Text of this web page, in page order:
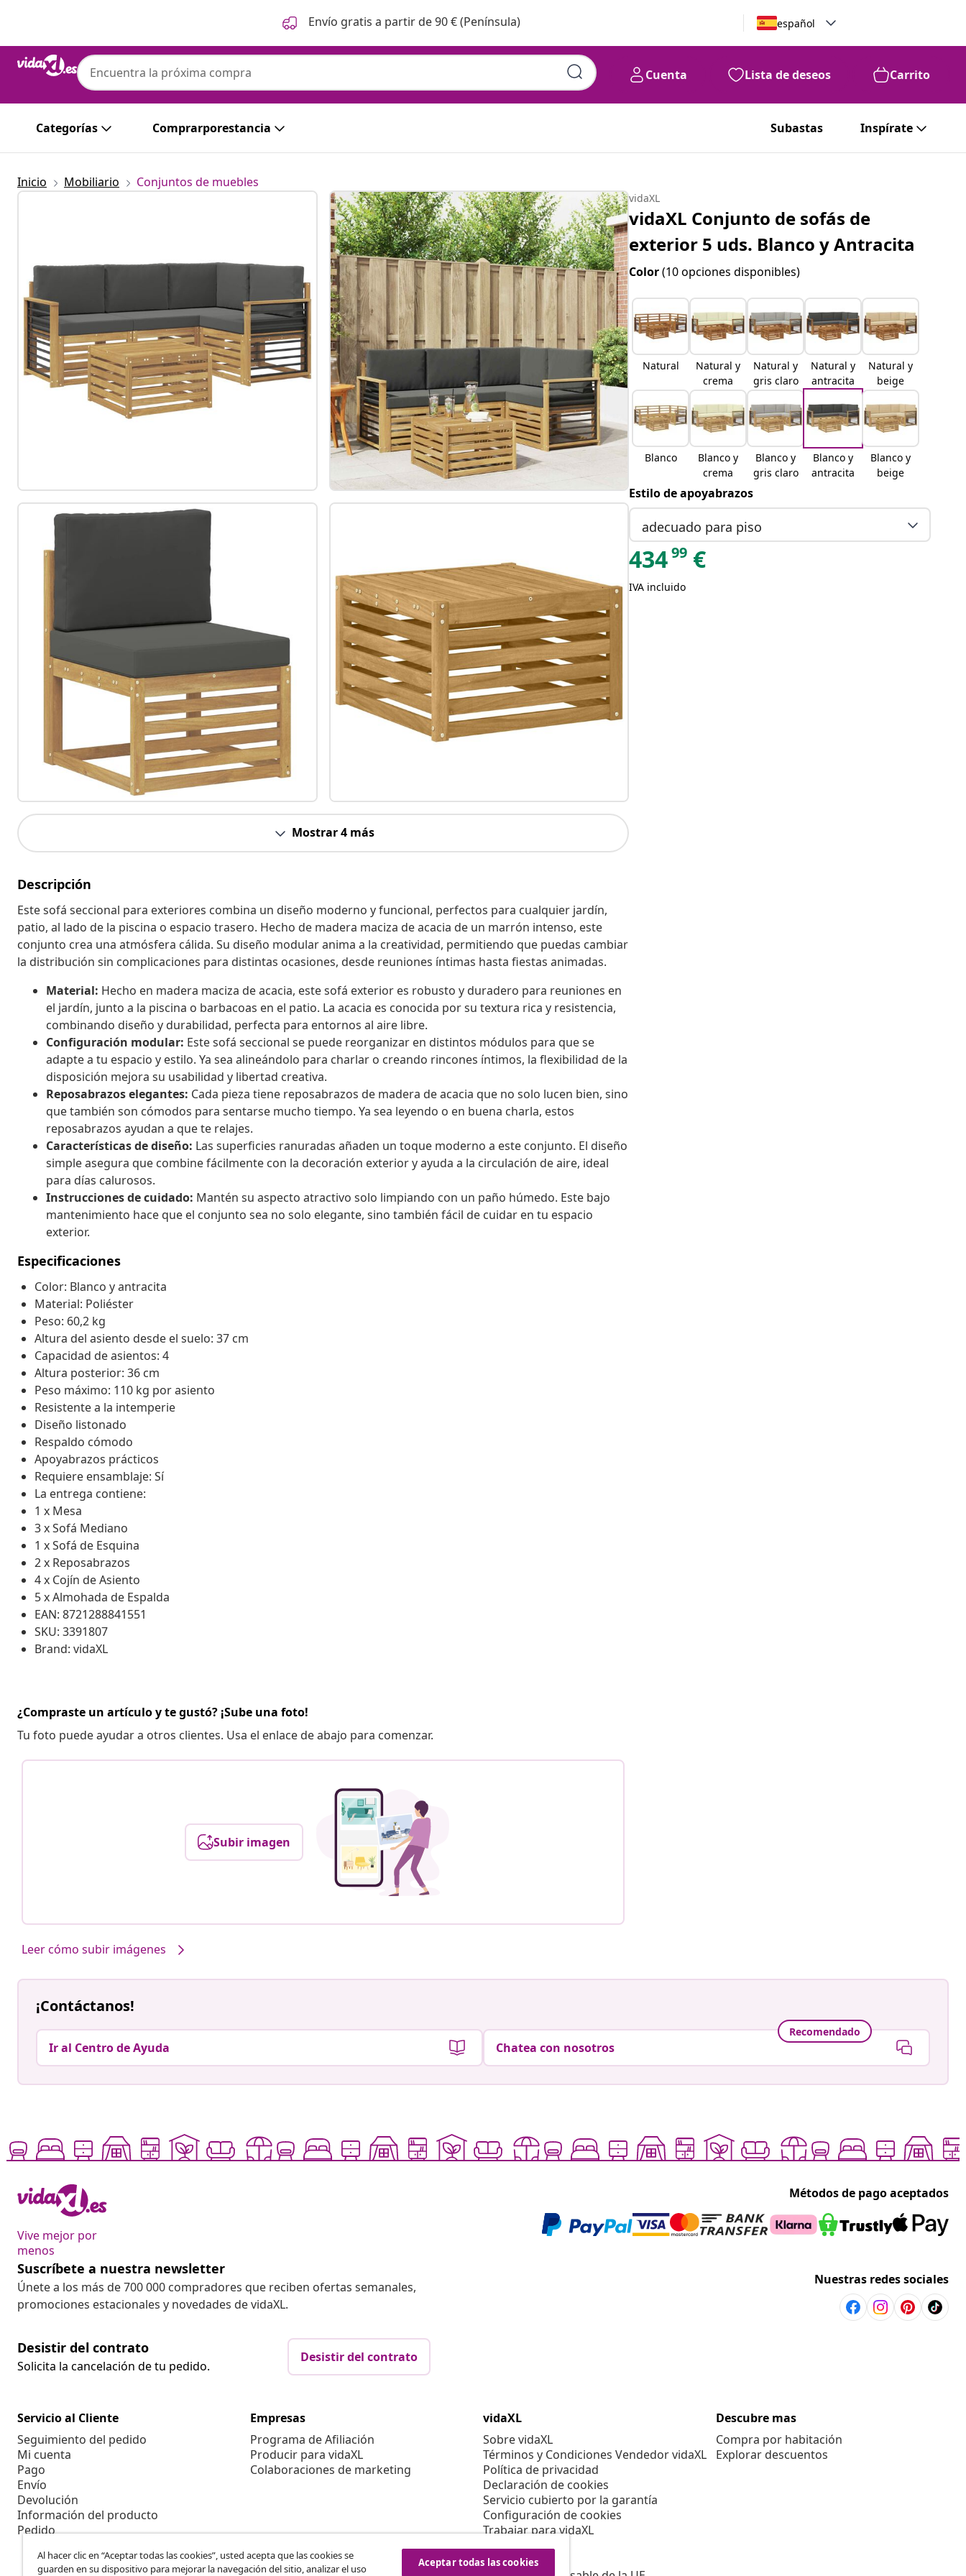
Envío gratis a partir de 90 € (Península) español
Cuenta Lista de deseos Carrito
Categorías Comprarporestancia Subastas Inspírate
Inicio Mobiliario Conjuntos de muebles
Mostrar 4 más
Descripción
Este sofá seccional para exteriores combina un diseño moderno y funcional, perfectos para cualquier jardín,
patio, al lado de la piscina o espacio trasero. Hecho de madera maciza de acacia de un marrón intenso, este
conjunto crea una atmósfera cálida. Su diseño modular anima a la creatividad, permitiendo que puedas cambiar
la distribución sin complicaciones para distintas ocasiones, desde reuniones íntimas hasta fiestas animadas.
Material: Hecho en madera maciza de acacia, este sofá exterior es robusto y duradero para reuniones en
el jardín, junto a la piscina o barbacoas en el patio. La acacia es conocida por su textura rica y resistencia,
combinando diseño y durabilidad, perfecta para entornos al aire libre.
Configuración modular: Este sofá seccional se puede reorganizar en distintos módulos para que se
adapte a tu espacio y estilo. Ya sea alineándolo para charlar o creando rincones íntimos, la flexibilidad de la
disposición mejora su usabilidad y libertad creativa.
Reposabrazos elegantes: Cada pieza tiene reposabrazos de madera de acacia que no solo lucen bien, sino
que también son cómodos para sentarse mucho tiempo. Ya sea leyendo o en buena charla, estos
reposabrazos ayudan a que te relajes.
Características de diseño: Las superficies ranuradas añaden un toque moderno a este conjunto. El diseño
simple asegura que combine fácilmente con la decoración exterior y ayuda a la circulación de aire, ideal
para días calurosos.
Instrucciones de cuidado: Mantén su aspecto atractivo solo limpiando con un paño húmedo. Este bajo
mantenimiento hace que el conjunto sea no solo elegante, sino también fácil de cuidar en tu espacio
exterior.
Especificaciones
Color: Blanco y antracita
Material: Poliéster
Peso: 60,2 kg
Altura del asiento desde el suelo: 37 cm
Capacidad de asientos: 4
Altura posterior: 36 cm
Peso máximo: 110 kg por asiento
Resistente a la intemperie
Diseño listonado
Respaldo cómodo
Apoyabrazos prácticos
Requiere ensamblaje: Sí
La entrega contiene:
1 x Mesa
3 x Sofá Mediano
1 x Sofá de Esquina
2 x Reposabrazos
4 x Cojín de Asiento
5 x Almohada de Espalda
EAN: 8721288841551
SKU: 3391807
Brand: vidaXL
¿Compraste un artículo y te gustó? ¡Sube una foto!
Tu foto puede ayudar a otros clientes. Usa el enlace de abajo para comenzar.
Subir imagen
Leer cómo subir imágenes
vidaXL
vidaXL Conjunto de sofás de
exterior 5 uds. Blanco y Antracita
Color(10 opciones disponibles)
Natural
Natural y
crema
Natural y
gris claro
Natural y
antracita
Natural y
beige
Blanco
Blanco y
crema
Blanco y
gris claro
Blanco y
antracita
Blanco y
beige
Estilo de apoyabrazos
adecuado para piso
43499 €
IVA incluido
¡Contáctanos!
Ir al Centro de Ayuda
Recomendado
Chatea con nosotros
Vive mejor por
menos
Métodos de pago aceptados
Suscríbete a nuestra newsletter
Únete a los más de 700 000 compradores que reciben ofertas semanales,
promociones estacionales y novedades de vidaXL.
Nuestras redes sociales
Desistir del contrato
Solicita la cancelación de tu pedido.
Desistir del contrato
Servicio al Cliente
Seguimiento del pedido
Mi cuenta
Pago
Envío
Devolución
Información del producto
Pedido
Empresas
Programa de Afiliación
Producir para vidaXL
Colaboraciones de marketing
vidaXL
Sobre vidaXL
Términos y Condiciones Vendedor vidaXL
Política de privacidad
Declaración de cookies
Servicio cubierto por la garantía
Configuración de cookies
Trabajar para vidaXL
Aviso legal
Seguridad
Descubre mas
Compra por habitación
Explorar descuentos
Al hacer clic en “Aceptar todas las cookies”, usted acepta que las cookies se
guarden en su dispositivo para mejorar la navegación del sitio, analizar el uso
Aceptar todas las cookies